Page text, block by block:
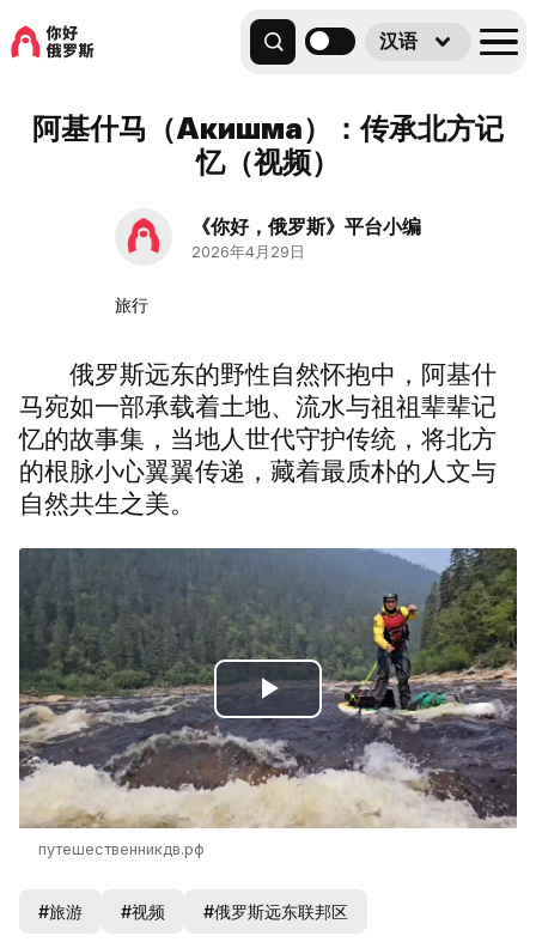
汉语
阿基什马（Акишма）：传承北方记
忆（视频）
《你好，俄罗斯》平台小编
2026年4月29日
旅行
俄罗斯远东的野性自然怀抱中，阿基什
马宛如一部承载着土地、流水与祖祖辈辈记
忆的故事集，当地人世代守护传统，将北方
的根脉小心翼翼传递，藏着最质朴的人文与
自然共生之美。
Play
Video
путешественникдв.рф
#旅游 #视频 #俄罗斯远东联邦区